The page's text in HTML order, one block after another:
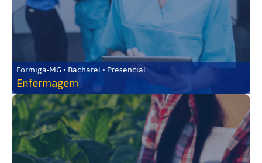
Formiga-MG • Bacharel • Presencial
Enfermagem